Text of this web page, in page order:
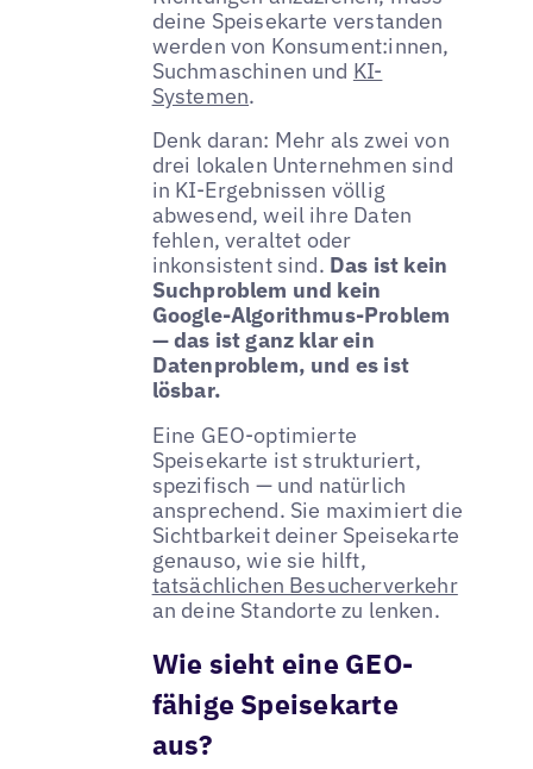
deine Speisekarte verstanden
werden von Konsument:innen,
Suchmaschinen und KI-
Systemen.
Denk daran: Mehr als zwei von
drei lokalen Unternehmen sind
in KI-Ergebnissen völlig
abwesend, weil ihre Daten
fehlen, veraltet oder
inkonsistent sind. Das ist kein
Suchproblem und kein
Google-Algorithmus-Problem
— das ist ganz klar ein
Datenproblem, und es ist
lösbar.
Eine GEO-optimierte
Speisekarte ist strukturiert,
spezifisch — und natürlich
ansprechend. Sie maximiert die
Sichtbarkeit deiner Speisekarte
genauso, wie sie hilft,
tatsächlichen Besucherverkehr
an deine Standorte zu lenken.
Wie sieht eine GEO-
fähige Speisekarte
aus?